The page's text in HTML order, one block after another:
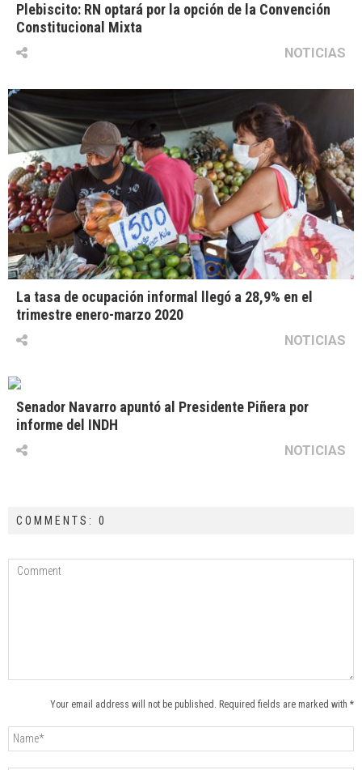
Plebiscito: RN optará por la opción de la Convención
Constitucional Mixta
NOTICIAS
La tasa de ocupación informal llegó a 28,9% en el
trimestre enero-marzo 2020
NOTICIAS
Senador Navarro apuntó al Presidente Piñera por
informe del INDH
NOTICIAS
COMMENTS: 0
Your email address will not be published. Required fields are marked with *